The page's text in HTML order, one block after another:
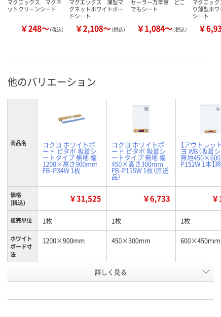
マグエックス マグネ
ットクリーンシート
￥248～（税込）
マグエックス 薄型マ
グネットホワイトボー
ドシート
￥2,108～（税込）
セーラー万年筆 どこ
でもシート
￥1,084～（税込）
マグエッ
り薄型ホ
シート
￥
他のバリエーション
商品名 コクヨ ホワイトボ
ード ピタボ 吸着シ
ートタイプ 無地 幅
1200×高さ900mm
FB-P34W 1枚
コクヨ ホワイトボ
ード ピタボ 吸着シ
ートタイプ 無地 幅
450×高さ300mm
FB-P115W 1枚（直送
品）
【アウトレッ
ヨ WB（吸着
無地
P152W 1本【
価格
(税込)
￥31,525 ￥6,733
販売単位 1枚 1枚 1枚
ホワイト
ボード寸
法
1200×900mm 450×300mm 600×450ｍｍ
9572886 9564196
詳しく見る